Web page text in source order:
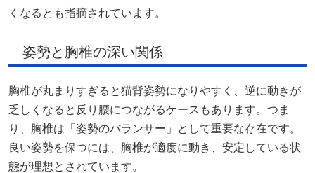
くなるとも指摘されています。
姿勢と胸椎の深い関係
胸椎が丸まりすぎると猫背姿勢になりやすく、逆に動きが
乏しくなると反り腰につながるケースもあります。つま
り、胸椎は「姿勢のバランサー」として重要な存在です。
良い姿勢を保つには、胸椎が適度に動き、安定している状
態が理想とされています。